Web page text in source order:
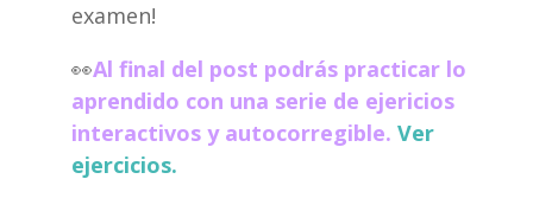
examen!
👀Al final del post podrás practicar lo
aprendido con una serie de ejericios
interactivos y autocorregible. Ver
ejercicios.